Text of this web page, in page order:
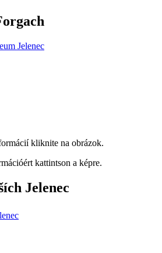
kliknite na obrázok.
kattintson a képre.
Jelenec